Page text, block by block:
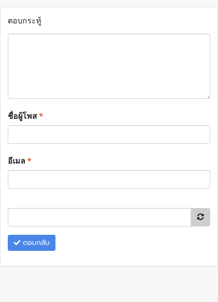
ตอบกระทู้
ชื่อผู้โพส*
อีเมล*
ตอบกลับ